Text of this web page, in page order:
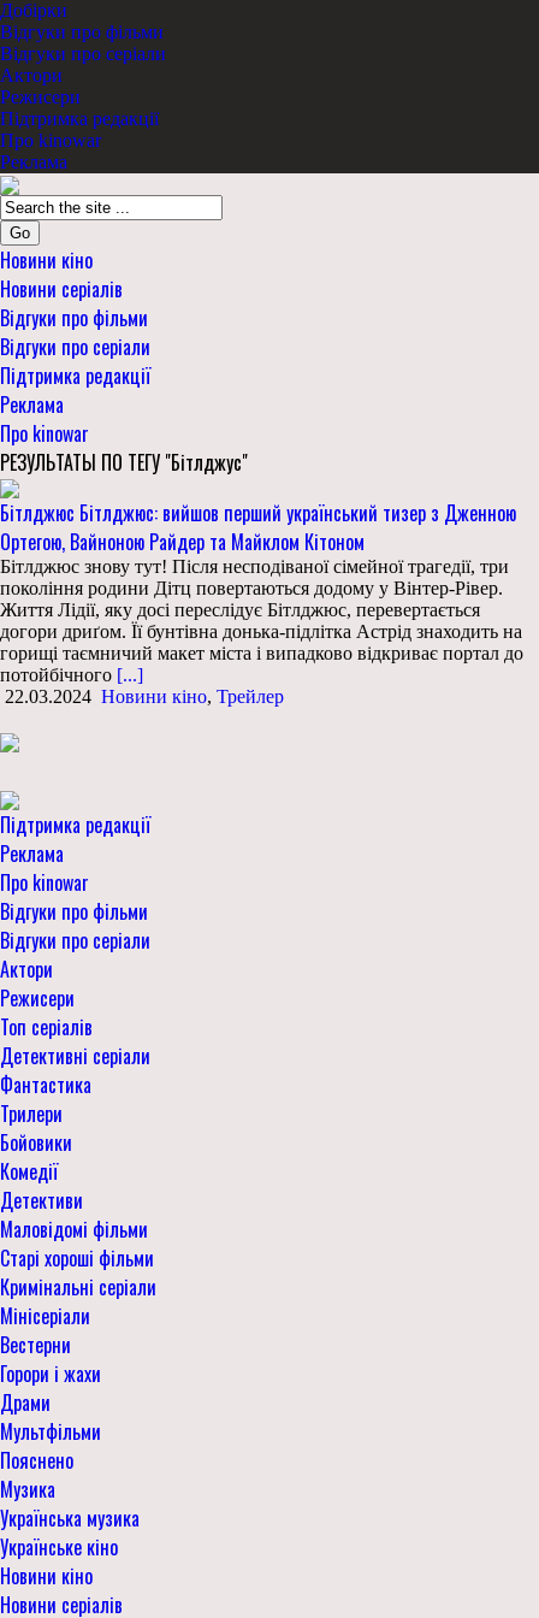
Добірки
Відгуки про фільми
Відгуки про серіали
Актори
Режисери
Підтримка редакції
Про kinowar
Реклама
Go
Новини кіно
Новини серіалів
Відгуки про фільми
Відгуки про серіали
Підтримка редакції
Реклама
Про kinowar
РЕЗУЛЬТАТЫ ПО ТЕГУ "Бітлджус"
Бітлджюс Бітлджюс: вийшов перший український тизер з Дженною
Ортегою, Вайноною Райдер та Майклом Кітоном
Бітлджюс знову тут! Після несподіваної сімейної трагедії, три
покоління родини Дітц повертаються додому у Вінтер-Рівер.
Життя Лідії, яку досі переслідує Бітлджюс, перевертається
догори дриґом. Її бунтівна донька-підлітка Астрід знаходить на
горищі таємничий макет міста і випадково відкриває портал до
потойбічного [...]
22.03.2024 Новини кіно, Трейлер
Підтримка редакції
Реклама
Про kinowar
Відгуки про фільми
Відгуки про серіали
Актори
Режисери
Топ серіалів
Детективні серіали
Фантастика
Трилери
Бойовики
Комедії
Детективи
Маловідомі фільми
Старі хороші фільми
Кримінальні серіали
Мінісеріали
Вестерни
Горори і жахи
Драми
Мультфільми
Пояснено
Музика
Українська музика
Українське кіно
Новини кіно
Новини серіалів